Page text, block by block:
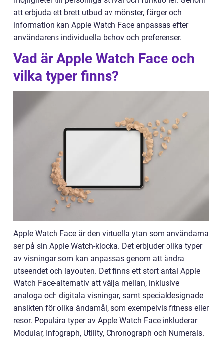
att erbjuda ett brett utbud av mönster, färger och
information kan Apple Watch Face anpassas efter
användarens individuella behov och preferenser.
Vad är Apple Watch Face och
vilka typer finns?
Apple Watch Face är den virtuella ytan som användarna
ser på sin Apple Watch-klocka. Det erbjuder olika typer
av visningar som kan anpassas genom att ändra
utseendet och layouten. Det finns ett stort antal Apple
Watch Face-alternativ att välja mellan, inklusive
analoga och digitala visningar, samt specialdesignade
ansikten för olika ändamål, som exempelvis fitness eller
resor. Populära typer av Apple Watch Face inkluderar
Modular, Infograph, Utility, Chronograph och Numerals.